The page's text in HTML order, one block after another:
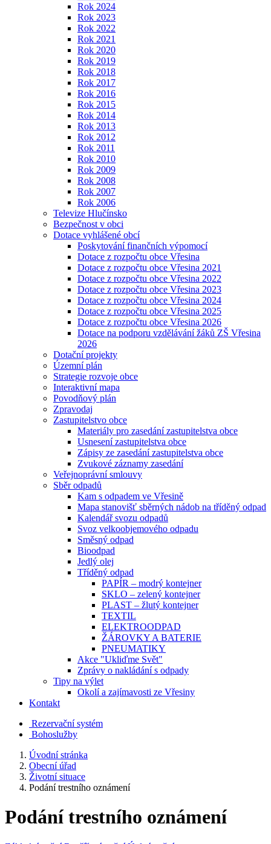
Rok 2024
Rok 2023
Rok 2022
Rok 2021
Rok 2020
Rok 2019
Rok 2018
Rok 2017
Rok 2016
Rok 2015
Rok 2014
Rok 2013
Rok 2012
Rok 2011
Rok 2010
Rok 2009
Rok 2008
Rok 2007
Rok 2006
Televize Hlučínsko
Bezpečnost v obci
Dotace vyhlášené obcí
Poskytování finančních výpomocí
Dotace z rozpočtu obce Vřesina
Dotace z rozpočtu obce Vřesina 2021
Dotace z rozpočtu obce Vřesina 2022
Dotace z rozpočtu obce Vřesina 2023
Dotace z rozpočtu obce Vřesina 2024
Dotace z rozpočtu obce Vřesina 2025
Dotace z rozpočtu obce Vřesina 2026
Dotace na podporu vzdělávání žáků ZŠ Vřesina
2026
Dotační projekty
Územní plán
Strategie rozvoje obce
Interaktivní mapa
Povodňový plán
Zpravodaj
Zastupitelstvo obce
Materiály pro zasedání zastupitelstva obce
Usnesení zastupitelstva obce
Zápisy ze zasedání zastupitelstva obce
Zvukové záznamy zasedání
Veřejnoprávní smlouvy
Sběr odpadů
Kam s odpadem ve Vřesině
Mapa stanovišť sběrných nádob na tříděný odpad
Kalendář svozu odpadů
Svoz velkoobjemového odpadu
Směsný odpad
Bioodpad
Jedlý olej
Tříděný odpad
PAPÍR – modrý kontejner
SKLO – zelený kontejner
PLAST – žlutý kontejner
TEXTIL
ELEKTROODPAD
ŽÁROVKY A BATERIE
PNEUMATIKY
Akce "Ukliďme Svět"
Zprávy o nakládání s odpady
Tipy na výlet
Okolí a zajímavosti ze Vřesiny
Kontakt
Rezervační systém
Bohoslužby
Úvodní stránka
Obecní úřad
Životní situace
Podání trestního oznámení
Podání trestního oznámení